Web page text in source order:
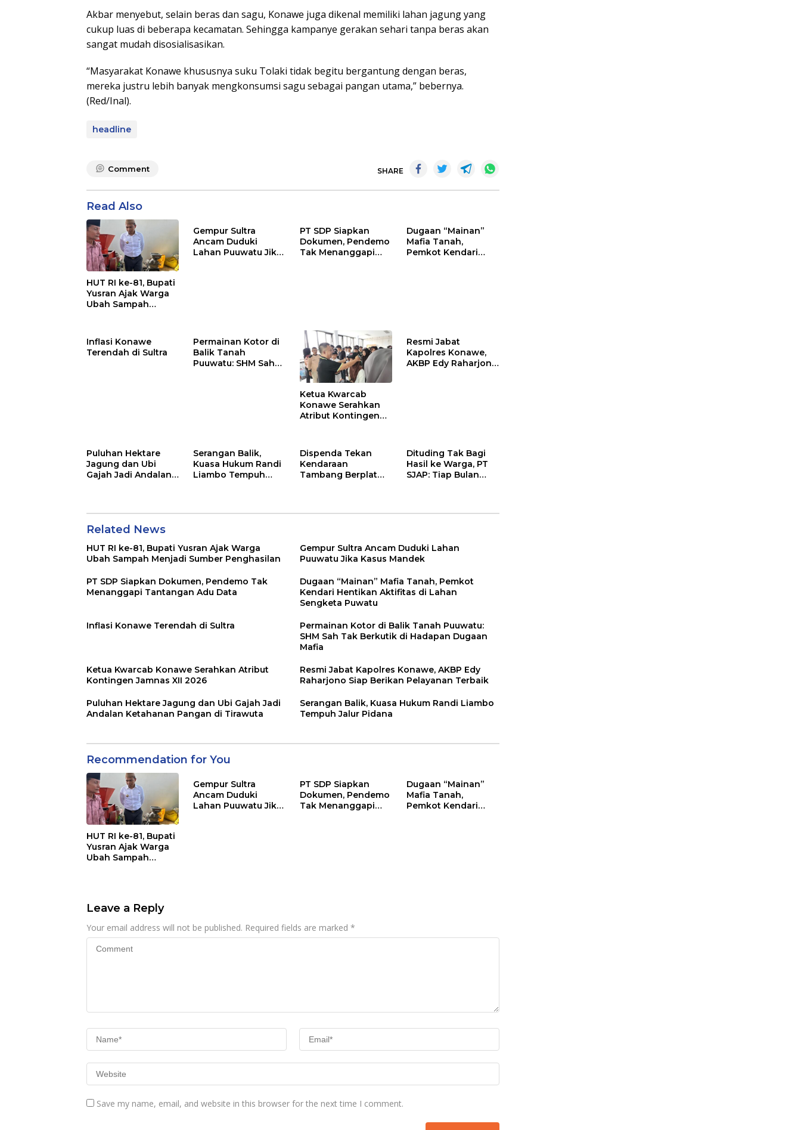
Akbar menyebut, selain beras dan sagu, Konawe juga dikenal memiliki lahan jagung yang
cukup luas di beberapa kecamatan. Sehingga kampanye gerakan sehari tanpa beras akan
sangat mudah disosialisasikan.
“Masyarakat Konawe khususnya suku Tolaki tidak begitu bergantung dengan beras,
mereka justru lebih banyak mengkonsumsi sagu sebagai pangan utama,” bebernya.
(Red/Inal).
headline
Comment SHARE
Read Also
HUT RI ke-81, Bupati
Yusran Ajak Warga
Ubah Sampah
Gempur Sultra
Ancam Duduki
Lahan Puuwatu Jika
PT SDP Siapkan
Dokumen, Pendemo
Tak Menanggapi
Dugaan “Mainan”
Mafia Tanah,
Pemkot Kendari
Inflasi Konawe
Terendah di Sultra
Permainan Kotor di
Balik Tanah
Puuwatu: SHM Sah
Ketua Kwarcab
Konawe Serahkan
Atribut Kontingen
Resmi Jabat
Kapolres Konawe,
AKBP Edy Raharjono
Puluhan Hektare
Jagung dan Ubi
Gajah Jadi Andalan
Serangan Balik,
Kuasa Hukum Randi
Liambo Tempuh
Dispenda Tekan
Kendaraan
Tambang Berplat
Dituding Tak Bagi
Hasil ke Warga, PT
SJAP: Tiap Bulan
Related News
HUT RI ke-81, Bupati Yusran Ajak Warga
Ubah Sampah Menjadi Sumber Penghasilan
Gempur Sultra Ancam Duduki Lahan
Puuwatu Jika Kasus Mandek
PT SDP Siapkan Dokumen, Pendemo Tak
Menanggapi Tantangan Adu Data
Dugaan “Mainan” Mafia Tanah, Pemkot
Kendari Hentikan Aktifitas di Lahan
Sengketa Puwatu
Inflasi Konawe Terendah di Sultra
Permainan Kotor di Balik Tanah Puuwatu:
SHM Sah Tak Berkutik di Hadapan Dugaan
Mafia
Ketua Kwarcab Konawe Serahkan Atribut
Kontingen Jamnas XII 2026
Resmi Jabat Kapolres Konawe, AKBP Edy
Raharjono Siap Berikan Pelayanan Terbaik
Puluhan Hektare Jagung dan Ubi Gajah Jadi
Andalan Ketahanan Pangan di Tirawuta
Serangan Balik, Kuasa Hukum Randi Liambo
Tempuh Jalur Pidana
Recommendation for You
HUT RI ke-81, Bupati
Yusran Ajak Warga
Ubah Sampah
Gempur Sultra
Ancam Duduki
Lahan Puuwatu Jika
PT SDP Siapkan
Dokumen, Pendemo
Tak Menanggapi
Dugaan “Mainan”
Mafia Tanah,
Pemkot Kendari
Leave a Reply
Your email address will not be published. Required fields are marked *
Save my name, email, and website in this browser for the next time I comment.